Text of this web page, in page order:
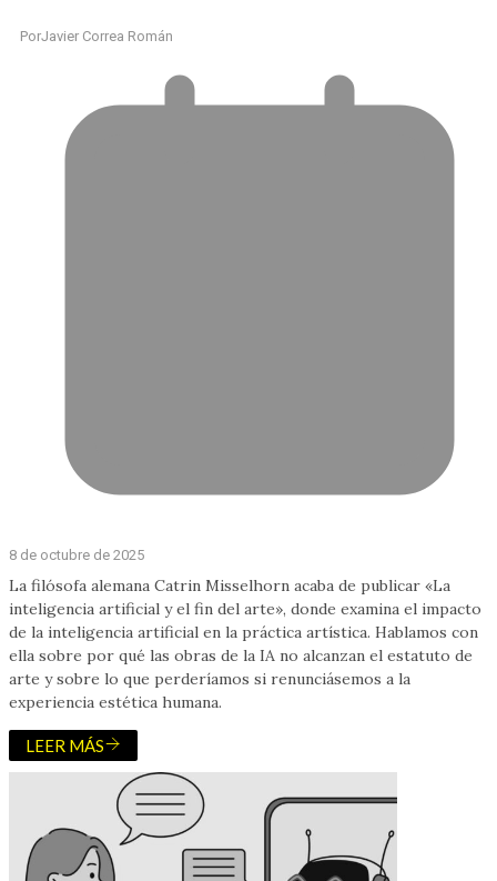
PorJavier Correa Román
8 de octubre de 2025
La filósofa alemana Catrin Misselhorn acaba de publicar «La
inteligencia artificial y el fin del arte», donde examina el impacto
de la inteligencia artificial en la práctica artística. Hablamos con
ella sobre por qué las obras de la IA no alcanzan el estatuto de
arte y sobre lo que perderíamos si renunciásemos a la
experiencia estética humana.
LEER MÁS